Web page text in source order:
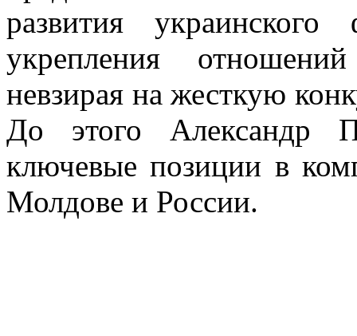
развития
укрепления
невзирая на жесткую
До этого Александр
ключевые позиции в
Молдове и России.